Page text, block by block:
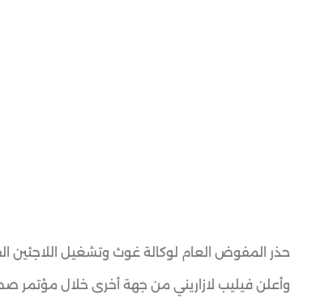
حذر المفوض العام لوكالة غوث وتشغيل اللاجئين
وأعلن فيليب لازاريني من جهة أخرى خلال مؤتمر صحافي في القدس مقتل 57 من موظفي الوكالة في قطاع